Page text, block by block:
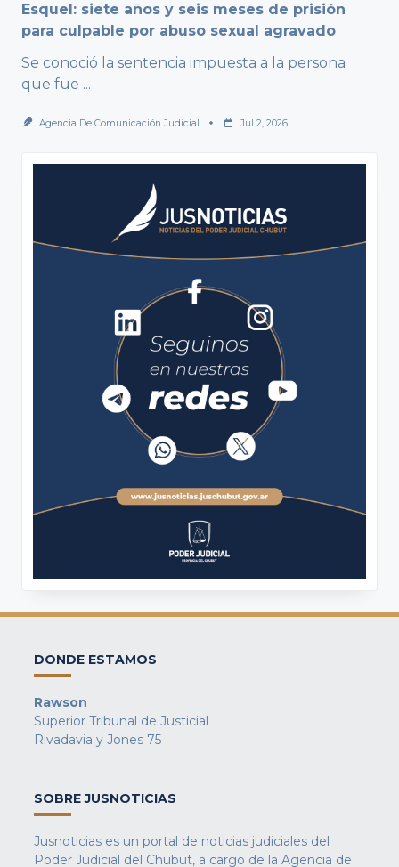
Esquel: siete años y seis meses de prisión
para culpable por abuso sexual agravado
Se conoció la sentencia impuesta a la persona
que fue ...
Agencia De Comunicación Judicial Jul 2, 2026
DONDE ESTAMOS
Rawson
Superior Tribunal de Justicial
Rivadavia y Jones 75
SOBRE JUSNOTICIAS
Jusnoticias es un portal de noticias judiciales del
Poder Judicial del Chubut, a cargo de la Agencia de